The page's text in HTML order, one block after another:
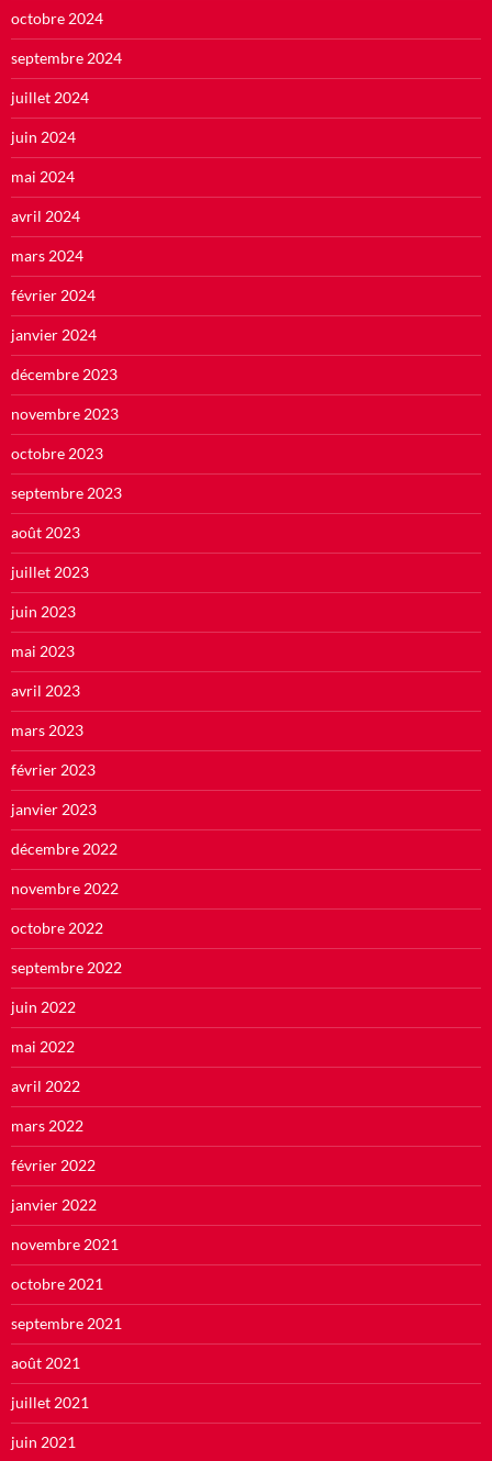
octobre 2024
septembre 2024
juillet 2024
juin 2024
mai 2024
avril 2024
mars 2024
février 2024
janvier 2024
décembre 2023
novembre 2023
octobre 2023
septembre 2023
août 2023
juillet 2023
juin 2023
mai 2023
avril 2023
mars 2023
février 2023
janvier 2023
décembre 2022
novembre 2022
octobre 2022
septembre 2022
juin 2022
mai 2022
avril 2022
mars 2022
février 2022
janvier 2022
novembre 2021
octobre 2021
septembre 2021
août 2021
juillet 2021
juin 2021